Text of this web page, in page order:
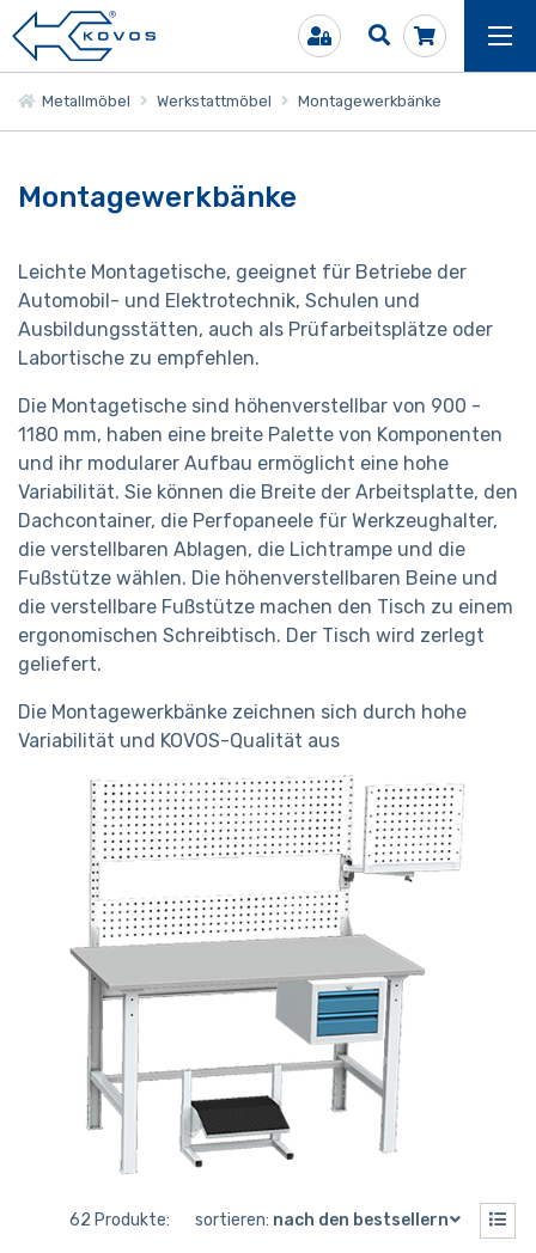
Metallmöbel Werkstattmöbel Montagewerkbänke
Montagewerkbänke
Leichte Montagetische, geeignet für Betriebe der
Automobil- und Elektrotechnik, Schulen und
Ausbildungsstätten, auch als Prüfarbeitsplätze oder
Labortische zu empfehlen.
Die Montagetische sind höhenverstellbar von 900 -
1180 mm, haben eine breite Palette von Komponenten
und ihr modularer Aufbau ermöglicht eine hohe
Variabilität. Sie können die Breite der Arbeitsplatte, den
Dachcontainer, die Perfopaneele für Werkzeughalter,
die verstellbaren Ablagen, die Lichtrampe und die
Fußstütze wählen. Die höhenverstellbaren Beine und
die verstellbare Fußstütze machen den Tisch zu einem
ergonomischen Schreibtisch. Der Tisch wird zerlegt
geliefert.
Die Montagewerkbänke zeichnen sich durch hohe
Variabilität und KOVOS-Qualität aus
62 Produkte: sortieren: nach den bestsellern